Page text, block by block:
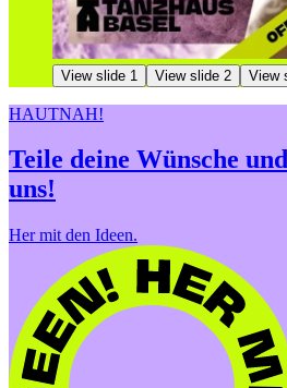
View slide 1 View slide 2 View
HAUTNAH!
Teile deine Wünsche
uns!
Her mit den Ideen.